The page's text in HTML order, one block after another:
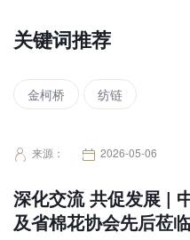
关键词推荐
金柯桥 纺链
来源： 2026-05-06
深化交流 共促发展 |
及省棉花协会先后莅